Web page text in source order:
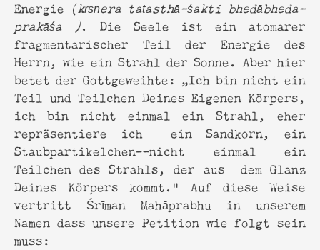
Energie (kṛṣṇera taṭasthā-śakti bhedābheda-
prakāśa ). Die Seele ist ein atomarer
fragmentarischer Teil der Energie des
Herrn, wie ein Strahl der Sonne. Aber hier
betet der Gottgeweihte: „Ich bin nicht ein
Teil und Teilchen Deines Eigenen Körpers,
ich bin nicht einmal ein Strahl, eher
repräsentiere ich ein Sandkorn, ein
Staubpartikelchen—nicht einmal ein
Teilchen des Strahls, der aus dem Glanz
Deines Körpers kommt.“ Auf diese Weise
vertritt Śrīman Mahāprabhu in unserem
Namen dass unsere Petition wie folgt sein
muss: